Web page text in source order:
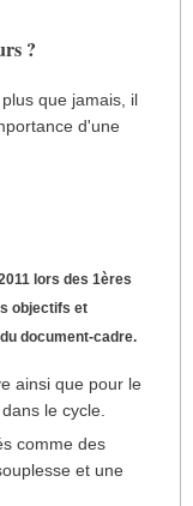
?
que jamais, il
d'une
lors des 1ères
objectifs et
document-cadre.
ainsi que pour le
le cycle.
comme des
et une